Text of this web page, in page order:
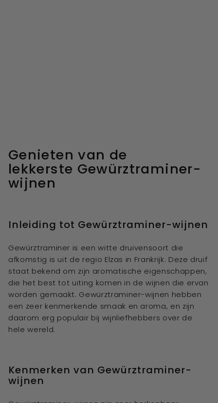
Genieten van de
lekkerste Gewürztraminer-
wijnen
Inleiding tot Gewürztraminer-wijnen
Gewürztraminer is een witte druivensoort die
afkomstig is uit de regio Elzas in Frankrijk. Deze druif
staat bekend om zijn aromatische eigenschappen,
die het best tot uiting komen in de wijnen die ervan
worden gemaakt. Gewürztraminer-wijnen hebben
een zeer kenmerkende smaak en aroma, en zijn
daarom erg populair bij wijnliefhebbers over de
hele wereld.
Kenmerken van Gewürztraminer-
wijnen